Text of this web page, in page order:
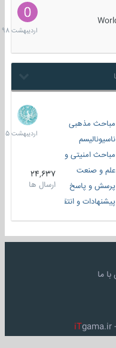
10
1398
مذهبی
امنیتی و اطلاعاتی
و صنعت
و پاسخ
و انتقادات
24,637
ارسال ها
8
1405
ما
iTgama.ir